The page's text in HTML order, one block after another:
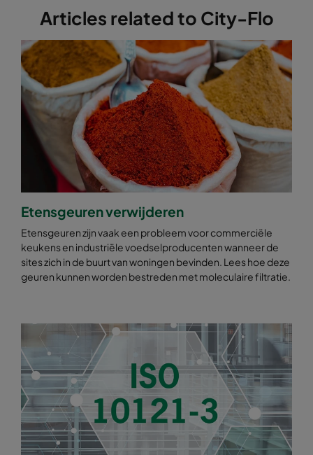
Articles related to City-Flo
Etensgeuren verwijderen
Etensgeuren zijn vaak een probleem voor commerciële
keukens en industriële voedselproducenten wanneer de
sites zich in de buurt van woningen bevinden. Lees hoe deze
geuren kunnen worden bestreden met moleculaire filtratie.